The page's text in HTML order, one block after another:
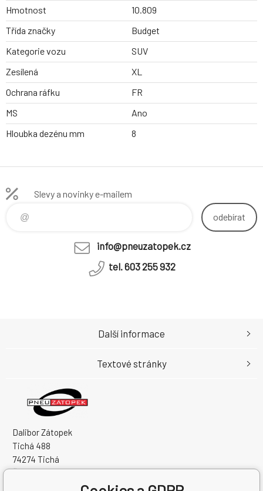
Hmotnost
10.809
Třída značky
Budget
Kategorie vozu
SUV
Zesílená
XL
Ochrana ráfku
FR
MS
Ano
Hloubka dezénu mm
8
Slevy a novinky e-mailem
odebírat
info@pneuzatopek.cz
tel. 603 255 932
Dalibor Zátopek
Tichá 488
74274 Tichá
Česká Republika
Další informace
Textové stránky